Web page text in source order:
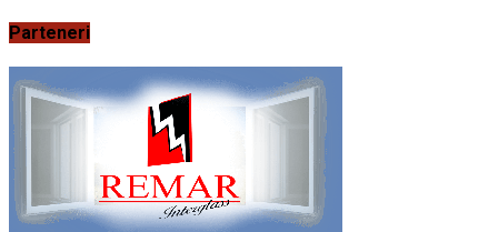
Parteneri